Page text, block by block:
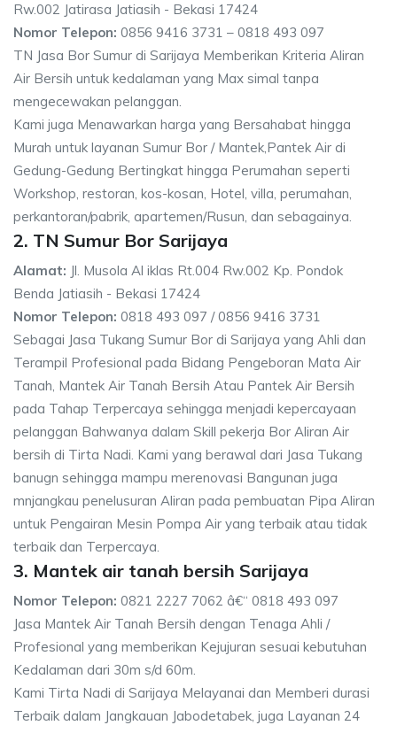
Rw.002 Jatirasa Jatiasih - Bekasi 17424
Nomor Telepon: 0856 9416 3731 – 0818 493 097
TN Jasa Bor Sumur di Sarijaya Memberikan Kriteria Aliran
Air Bersih untuk kedalaman yang Max simal tanpa
mengecewakan pelanggan.
Kami juga Menawarkan harga yang Bersahabat hingga
Murah untuk layanan Sumur Bor / Mantek,Pantek Air di
Gedung-Gedung Bertingkat hingga Perumahan seperti
Workshop, restoran, kos-kosan, Hotel, villa, perumahan,
perkantoran/pabrik, apartemen/Rusun, dan sebagainya.
2. TN Sumur Bor Sarijaya
Alamat: Jl. Musola Al iklas Rt.004 Rw.002 Kp. Pondok
Benda Jatiasih - Bekasi 17424
Nomor Telepon: 0818 493 097 / 0856 9416 3731
Sebagai Jasa Tukang Sumur Bor di Sarijaya yang Ahli dan
Terampil Profesional pada Bidang Pengeboran Mata Air
Tanah, Mantek Air Tanah Bersih Atau Pantek Air Bersih
pada Tahap Terpercaya sehingga menjadi kepercayaan
pelanggan Bahwanya dalam Skill pekerja Bor Aliran Air
bersih di Tirta Nadi. Kami yang berawal dari Jasa Tukang
banugn sehingga mampu merenovasi Bangunan juga
mnjangkau penelusuran Aliran pada pembuatan Pipa Aliran
untuk Pengairan Mesin Pompa Air yang terbaik atau tidak
terbaik dan Terpercaya.
3. Mantek air tanah bersih Sarijaya
Nomor Telepon: 0821 2227 7062 â€“ 0818 493 097
Jasa Mantek Air Tanah Bersih dengan Tenaga Ahli /
Profesional yang memberikan Kejujuran sesuai kebutuhan
Kedalaman dari 30m s/d 60m.
Kami Tirta Nadi di Sarijaya Melayanai dan Memberi durasi
Terbaik dalam Jangkauan Jabodetabek, juga Layanan 24